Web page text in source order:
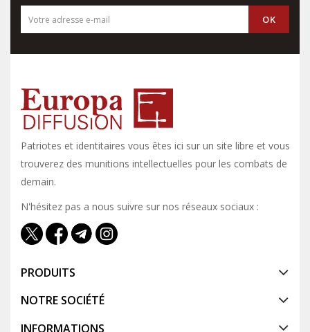
Patriotes et identitaires vous êtes ici sur un site libre et vous y
trouverez des munitions intellectuelles pour les combats de
demain.
N'hésitez pas a nous suivre sur nos réseaux sociaux :
PRODUITS
NOTRE SOCIÉTÉ
INFORMATIONS